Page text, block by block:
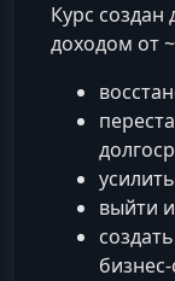
Курс создан
доходом от
выйти